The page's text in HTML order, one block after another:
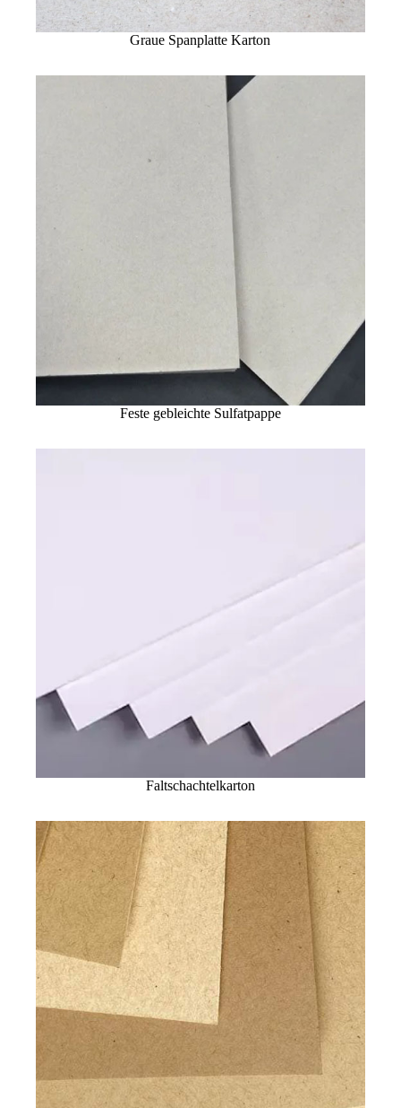
Graue Spanplatte Karton
Feste gebleichte Sulfatpappe
Faltschachtelkarton